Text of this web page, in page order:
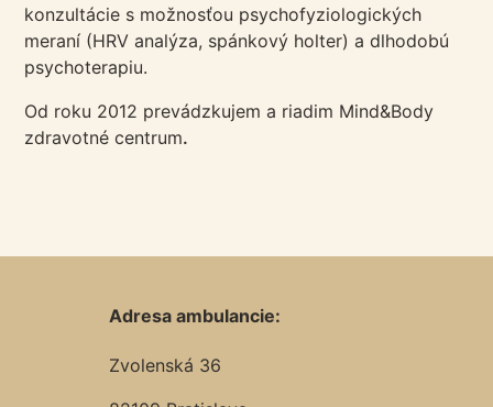
konzultácie s možnosťou psychofyziologických
meraní (HRV analýza, spánkový holter) a dlhodobú
psychoterapiu.
Od roku 2012 prevádzkujem a riadim Mind&Body
zdravotné centrum.
Adresa ambulancie:
Zvolenská 36